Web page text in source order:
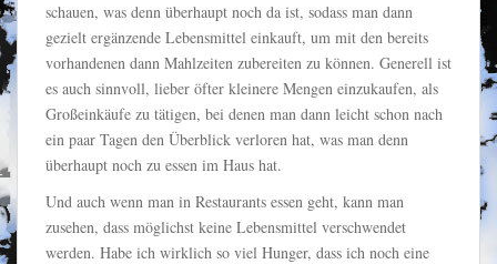
schauen, was denn überhaupt noch da ist, sodass man dann
gezielt ergänzende Lebensmittel einkauft, um mit den bereits
vorhandenen dann Mahlzeiten zubereiten zu können. Generell ist
es auch sinnvoll, lieber öfter kleinere Mengen einzukaufen, als
Großeinkäufe zu tätigen, bei denen man dann leicht schon nach
ein paar Tagen den Überblick verloren hat, was man denn
überhaupt noch zu essen im Haus hat.
Und auch wenn man in Restaurants essen geht, kann man
zusehen, dass möglichst keine Lebensmittel verschwendet
werden. Habe ich wirklich so viel Hunger, dass ich noch eine